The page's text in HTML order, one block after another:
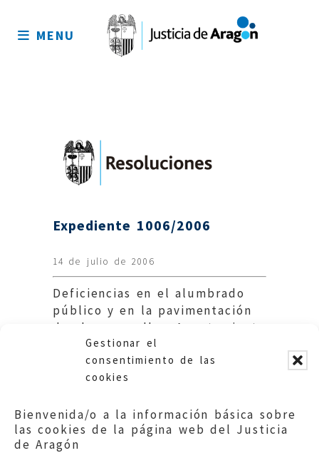
Gestionar el
consentimiento de las
cookies
Bienvenida/o a la información básica sobre
las cookies de la página web del Justicia
de Aragón
sitio
MENU
Expediente 1006/2006
14 de julio de 2006
Deficiencias en el alumbrado
público y en la pavimentación
de algunas calles. Ayuntamiento
de Nuévalos.